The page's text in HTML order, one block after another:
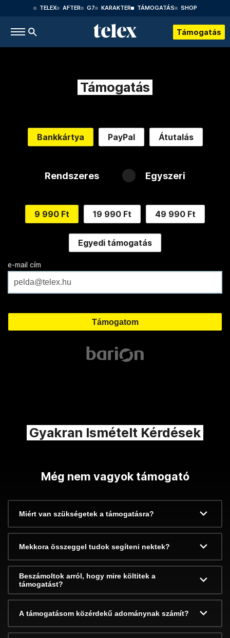
TELEX AFTER G7 KARAKTER TÁMOGATÁS SHOP
Támogatás
Támogatás
Bankkártya PayPal Átutalás
Rendszeres Egyszeri
9 990 Ft 19 990 Ft 49 990 Ft
Egyedi támogatás
e-mail cím
Gyakran Ismételt Kérdések
Még nem vagyok támogató
Miért van szükségetek a támogatásra?
Mekkora összeggel tudok segíteni nektek?
Beszámoltok arról, hogy mire költitek a
támogatást?
A támogatásom közérdekű adománynak számít?